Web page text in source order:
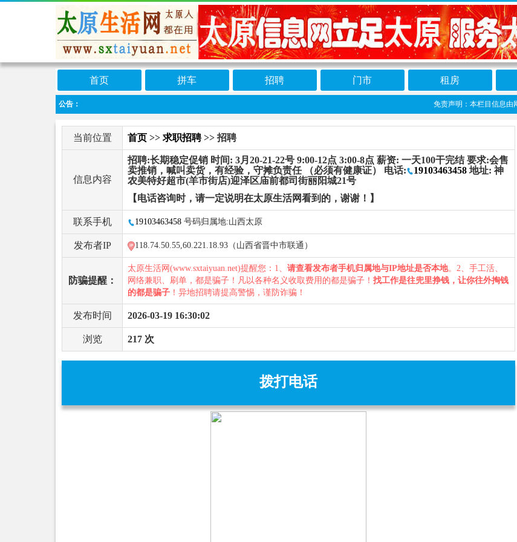
首页 拼车 招聘 门市 租房
公告： 免责声明：本栏目信息由网
当前位置 首页 >> 求职招聘>> 招聘
信息内容
招聘:长期稳定促销 时间: 3月20-21-22号 9:00-12点 3:00-8点 薪资: 一天100干完结 要求:会售
卖推销，喊叫卖货，有经验，守摊负责任 （必须有健康证） 电话:
19103463458 地址: 神
农美特好超市(羊市街店)迎泽区庙前都司街丽阳城21号
【电话咨询时，请一定说明在太原生活网看到的，谢谢！】
联系手机 19103463458 号码归属地:山西太原
发布者IP 118.74.50.55,60.221.18.93（山西省晋中市联通）
防骗提醒：
太原生活网(www.sxtaiyuan.net)提醒您：1、 请查看发布者手机归属地与IP地址是否本地。2、手工活、
网络兼职、刷单，都是骗子！凡以各种名义收取费用的都是骗子！ 找工作是往兜里挣钱，让你往外掏钱
的都是骗子 ！异地招聘请提高警惕，谨防诈骗！
发布时间 2026-03-19 16:30:02
浏览 217 次
拨打电话